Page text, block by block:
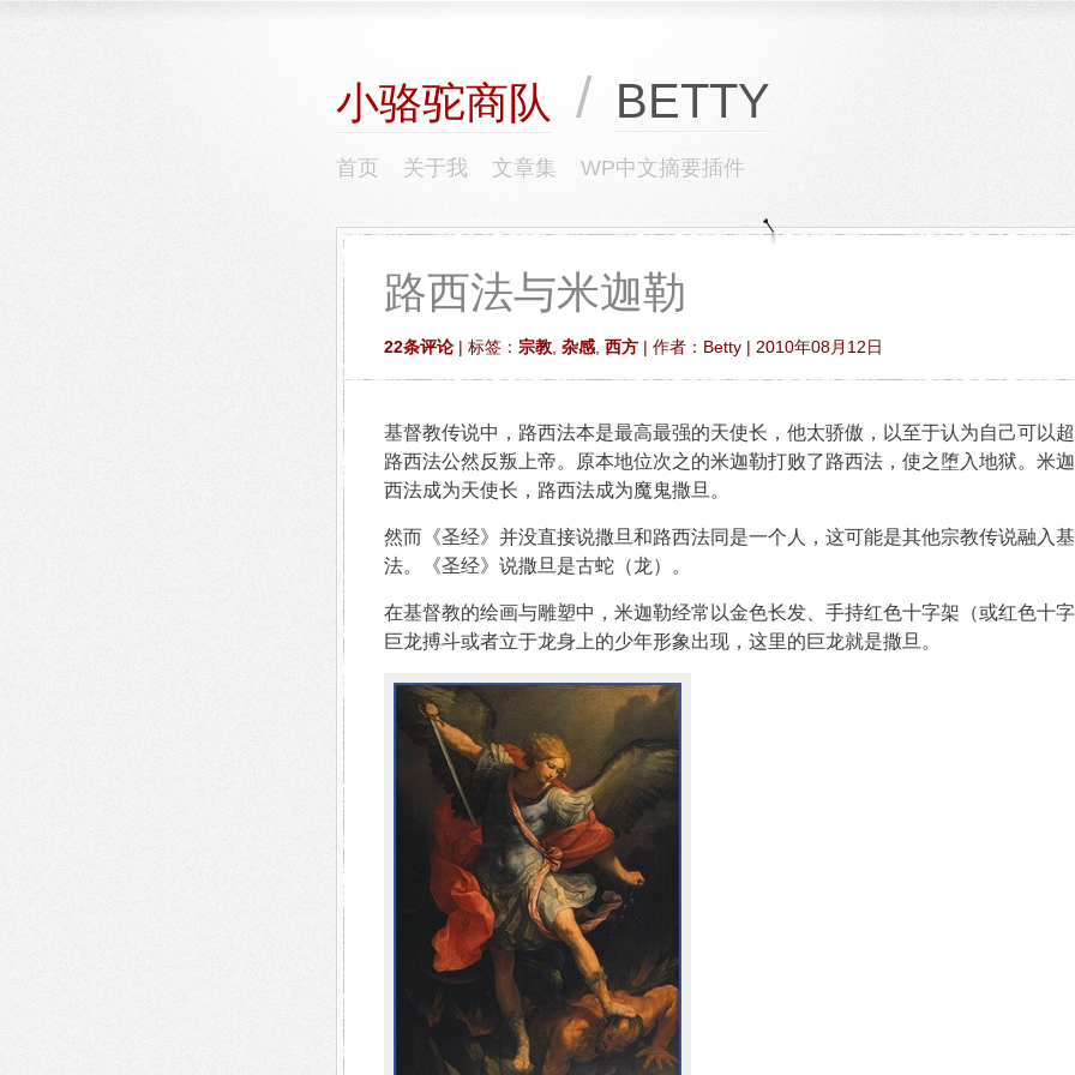
小骆驼商队 / BETTY
首页 关于我 文章集 WP中文摘要插件
路西法与米迦勒
22条评论| 标签： 宗教, 杂感, 西方| 作者：Betty | 2010年08月12日
基督教传说中，路西法本是最高最强的天使长，他太骄傲，以至于认为自己可以
路西法公然反叛上帝。原本地位次之的米迦勒打败了路西法，使之堕入地狱。米
西法成为天使长，路西法成为魔鬼撒旦。
然而《圣经》并没直接说撒旦和路西法同是一个人，这可能是其他宗教传说融入
法。《圣经》说撒旦是古蛇（龙）。
在基督教的绘画与雕塑中，米迦勒经常以金色长发、手持红色十字架（或红色十
巨龙搏斗或者立于龙身上的少年形象出现，这里的巨龙就是撒旦。